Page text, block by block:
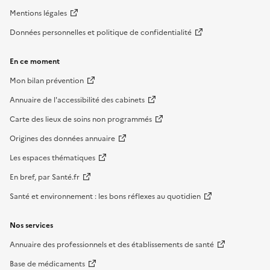
Mentions légales
Données personnelles et politique de confidentialité
En ce moment
Mon bilan prévention
Annuaire de l'accessibilité des cabinets
Carte des lieux de soins non programmés
Origines des données annuaire
Les espaces thématiques
En bref, par Santé.fr
Santé et environnement : les bons réflexes au quotidien
Nos services
Annuaire des professionnels et des établissements de santé
Base de médicaments